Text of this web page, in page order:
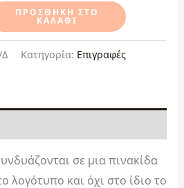
ΠΡΟΣΘΉΚΗ ΣΤΟ
ΚΑΛΆΘΙ
Κατηγορία: Επιγραφές
σε μια πινακίδα
λογότυπο και όχι στο ίδιο το